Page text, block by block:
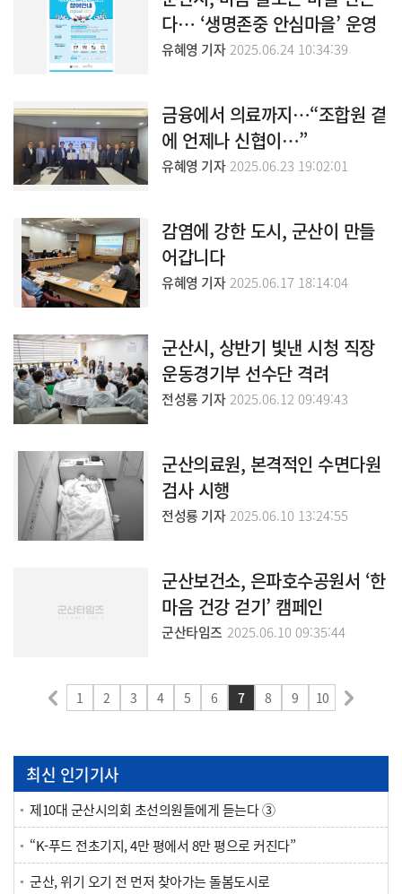
다… ‘생명존중 안심마을’ 운영
유혜영 기자 2025.06.24 10:34:39
금융에서 의료까지…“조합원 곁
에 언제나 신협이…”
유혜영 기자 2025.06.23 19:02:01
감염에 강한 도시, 군산이 만들
어갑니다
유혜영 기자 2025.06.17 18:14:04
군산시, 상반기 빛낸 시청 직장
운동경기부 선수단 격려
전성룡 기자 2025.06.12 09:49:43
군산의료원, 본격적인 수면다원
검사 시행
전성룡 기자 2025.06.10 13:24:55
군산보건소, 은파호수공원서 ‘한
마음 건강 걷기’ 캠페인
군산타임즈 2025.06.10 09:35:44
1 2 3 4 5 6 7 8 9 10
최신 인기기사
제10대 군산시의회 초선의원들에게 듣는다 ③
“K-푸드 전초기지, 4만 평에서 8만 평으로 커진다”
군산, 위기 오기 전 먼저 찾아가는 돌봄도시로